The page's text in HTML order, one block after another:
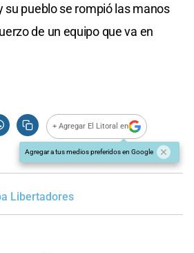
su pueblo se rompió las manos
de un equipo que va en
+ Agregar El Litoral en
Agregar a tus medios preferidos en Google
Libertadores